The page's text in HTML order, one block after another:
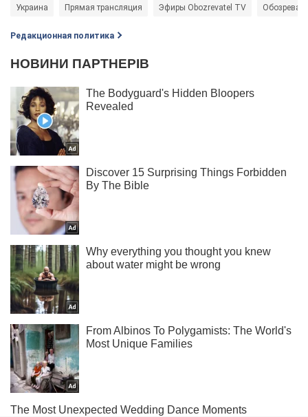
Украина Прямая трансляция Эфиры Obozrevatel TV
Редакционная политика